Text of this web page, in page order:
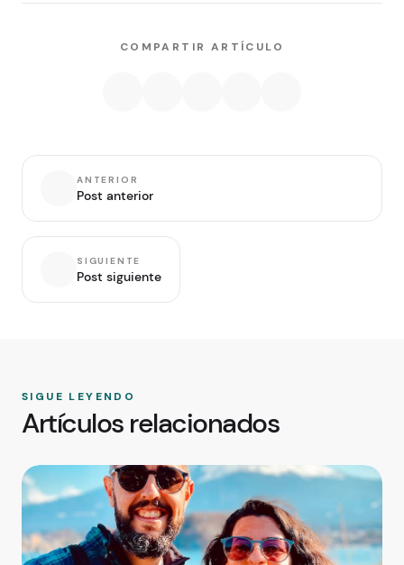
COMPARTIR ARTÍCULO
ANTERIOR
Post anterior
SIGUIENTE
Post siguiente
SIGUE LEYENDO
Artículos relacionados